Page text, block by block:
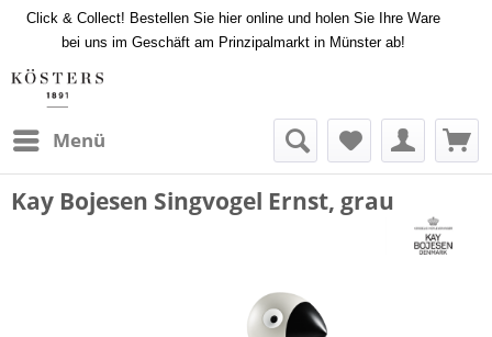
Click & Collect! Bestellen Sie hier online und holen Sie Ihre Ware
bei uns im Geschäft am Prinzipalmarkt in Münster ab!
Menü
Kay Bojesen Singvogel Ernst, grau